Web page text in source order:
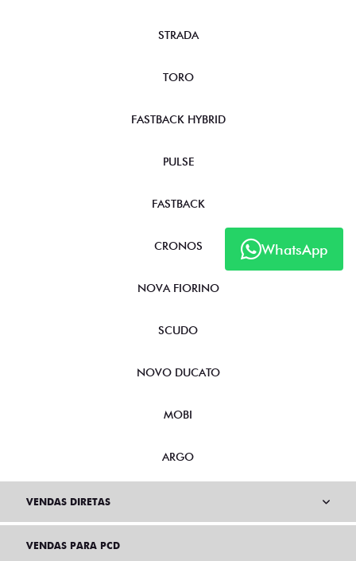
WhatsApp
STRADA
TORO
FASTBACK HYBRID
PULSE
FASTBACK
CRONOS
NOVA FIORINO
SCUDO
NOVO DUCATO
MOBI
ARGO
VENDAS DIRETAS
VENDAS PARA PCD